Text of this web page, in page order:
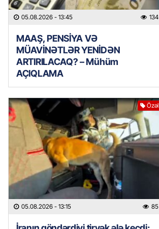
05.08.2026 - 13:45 134
MAAŞ, PENSİYA VƏ
MÜAVİNƏTLƏR YENİDƏN
ARTIRILACAQ? – Mühüm
AÇIQLAMA
Özəl
05.08.2026 - 13:15 85